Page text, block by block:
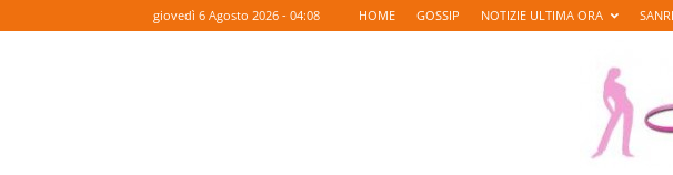
giovedì 6 Agosto 2026 - 04:08 HOME GOSSIP NOTIZIE ULTIMA ORA